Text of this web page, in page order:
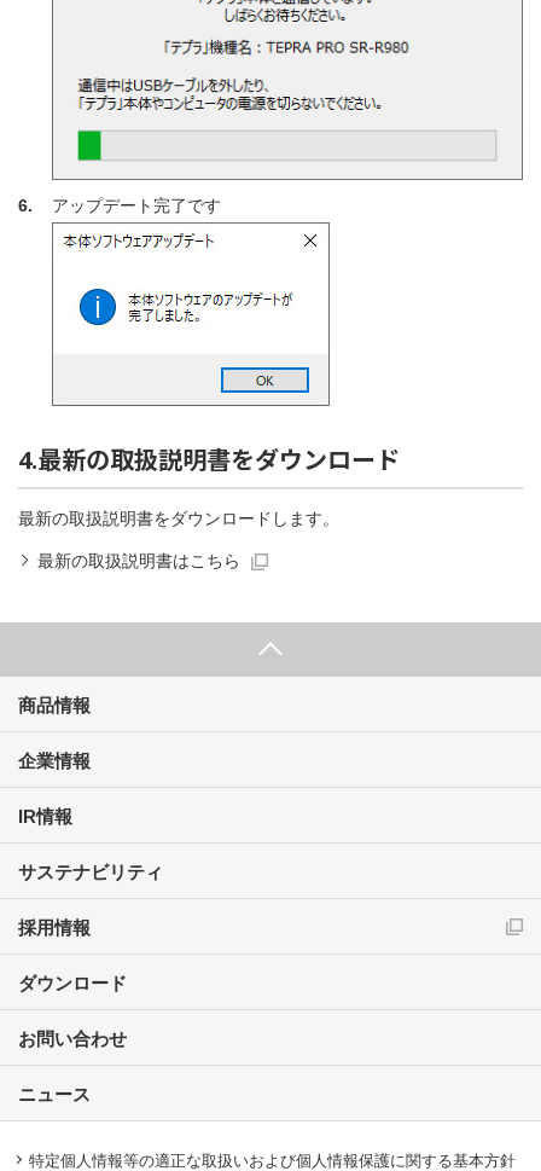
6. アップデート完了です
4.最新の取扱説明書をダウンロード
最新の取扱説明書をダウンロードします。
最新の取扱説明書はこちら
商品情報
企業情報
IR情報
サステナビリティ
採用情報
ダウンロード
お問い合わせ
ニュース
特定個人情報等の適正な取扱いおよび個人情報保護に関する基本方針